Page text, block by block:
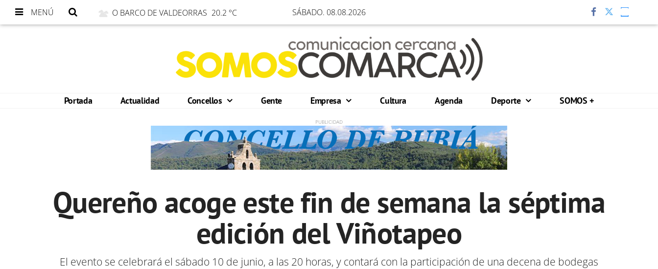
MENÚ O BARCO DE VALDEORRAS 20.2 °C SÁBADO. 08.08.2026
Portada Actualidad Concellos Gente Empresa Cultura Agenda Deporte SOMOS +
Quereño acoge este fin de semana la séptima
edición del Viñotapeo
El evento se celebrará el sábado 10 de junio, a las 20 horas, y contará con la participación de una decena de bodegas